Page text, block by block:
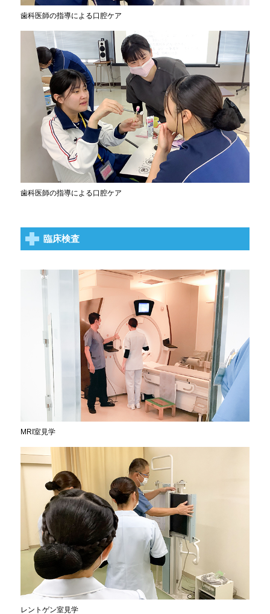
歯科医師の指導による口腔ケア
歯科医師の指導による口腔ケア
臨床検査
MRI室見学
レントゲン室見学